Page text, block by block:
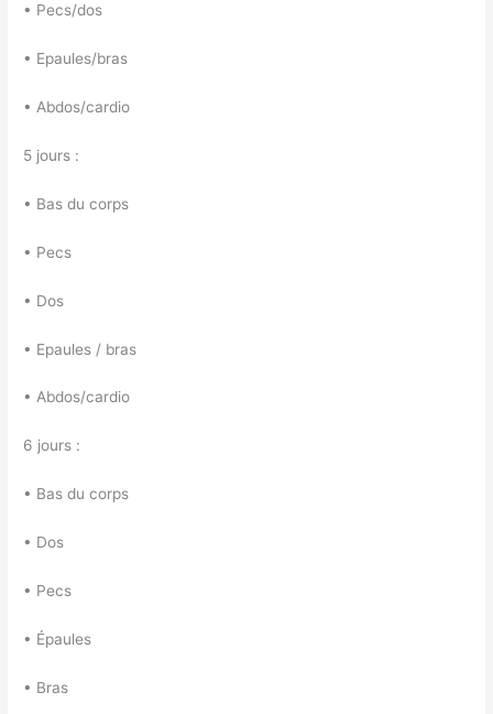
• Pecs/dos
• Epaules/bras
• Abdos/cardio
5 jours :
• Bas du corps
• Pecs
• Dos
• Epaules / bras
• Abdos/cardio
6 jours :
• Bas du corps
• Dos
• Pecs
• Épaules
• Bras